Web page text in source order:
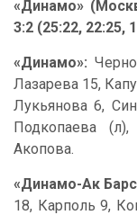
«Динамо»
3:2 (25:22, 22:25,
«Динамо»:
Лазарева 15,
Лукьянова 6,
Подкопаева
Акопова.
«Динамо-Ак
18, Карполь 9,